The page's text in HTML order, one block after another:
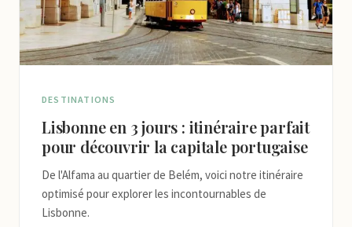
DESTINATIONS
Lisbonne en 3 jours : itinéraire parfait
pour découvrir la capitale portugaise
De l'Alfama au quartier de Belém, voici notre itinéraire
optimisé pour explorer les incontournables de
Lisbonne.